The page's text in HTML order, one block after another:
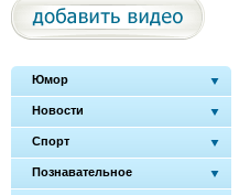
Юмор
Новости
Спорт
Познавательное